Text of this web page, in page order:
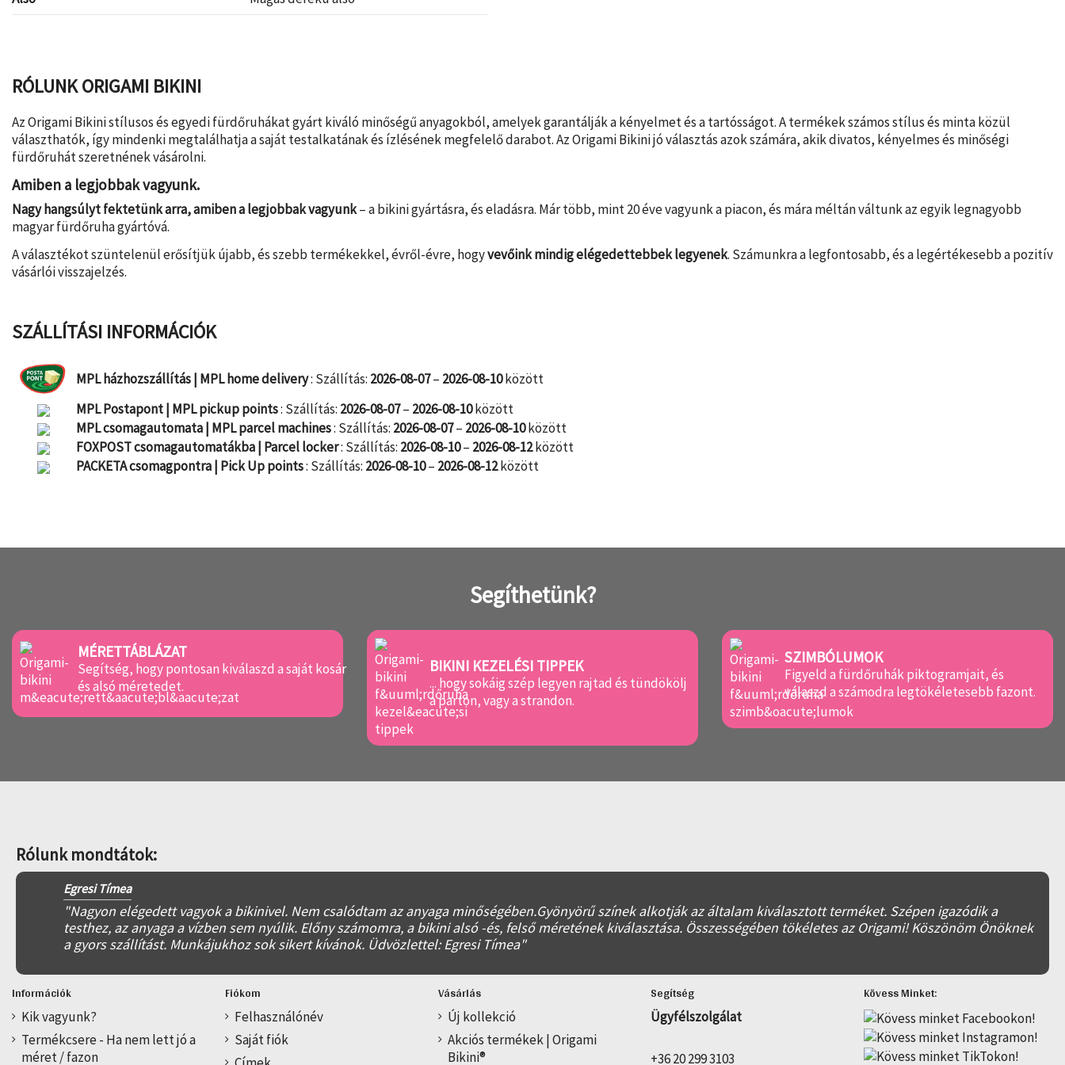
RÓLUNK ORIGAMI BIKINI
Az Origami Bikini stílusos és egyedi fürdőruhákat gyárt kiváló minőségű anyagokból, amelyek garantálják a kényelmet és a tartósságot. A termékek számos stílus és minta közül
választhatók, így mindenki megtalálhatja a saját testalkatának és ízlésének megfelelő darabot. Az Origami Bikini jó választás azok számára, akik divatos, kényelmes és minőségi
fürdőruhát szeretnének vásárolni.
Amiben a legjobbak vagyunk.
Nagy hangsúlyt fektetünk arra, amiben a legjobbak vagyunk– a bikini gyártásra, és eladásra. Már több, mint 20 éve vagyunk a piacon, és mára méltán váltunk az egyik legnagyobb
magyar fürdőruha gyártóvá.
A választékot szüntelenül erősítjük újabb, és szebb termékekkel, évről-évre, hogyvevőink mindig elégedettebbek legyenek. Számunkra a legfontosabb, és a legértékesebb a pozitív
vásárlói visszajelzés.
SZÁLLÍTÁSI INFORMÁCIÓK
MPL házhozszállítás | MPL home delivery: Szállítás: 2026-08-07– 2026-08-10között
MPL Postapont | MPL pickup points: Szállítás: 2026-08-07– 2026-08-10között
MPL csomagautomata | MPL parcel machines: Szállítás: 2026-08-07– 2026-08-10között
FOXPOST csomagautomatákba | Parcel locker: Szállítás: 2026-08-10– 2026-08-12között
PACKETA csomagpontra | Pick Up points: Szállítás: 2026-08-10– 2026-08-12között
Segíthetünk?
MÉRETTÁBLÁZAT
Segítség, hogy pontosan kiválaszd a saját kosár
és alsó méretedet.
BIKINI KEZELÉSI TIPPEK
... hogy sokáig szép legyen rajtad és tündökölj
a parton, vagy a strandon.
SZIMBÓLUMOK
Figyeld a fürdőruhák piktogramjait, és
válaszd a számodra legtökéletesebb fazont.
Rólunk mondtátok:
Egresi Tímea
"Nagyon elégedett vagyok a bikinivel. Nem csalódtam az anyaga minőségében.Gyönyörű színek alkotják az általam kiválasztott terméket. Szépen igazódik a
testhez, az anyaga a vízben sem nyúlik. Előny számomra, a bikini alsó -és, felső méretének kiválasztása. Összességében tökéletes az Origami! Köszönöm Önöknek
a gyors szállítást. Munkájukhoz sok sikert kívánok. Üdvözlettel: Egresi Tímea"
Információk
Kik vagyunk?
Termékcsere - Ha nem lett jó a
méret / fazon
Fiókom
Felhasználónév
Saját fiók
Vásárlás
Új kollekció
Akciós termékek | Origami
Bikini®
Segítség
Ügyfélszolgálat
+36 20 299 3103
Kövess Minket: